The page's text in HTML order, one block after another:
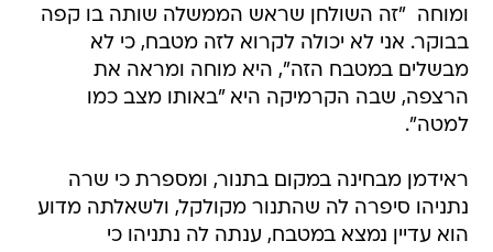
ומוחה  "זה השולחן שראש הממשלה שותה בו קפה
בבוקר. אני לא יכולה לקרוא לזה מטבח, כי לא
מבשלים במטבח הזה", היא מוחה ומראה את
הרצפה, שבה הקרמיקה היא "באותו מצב כמו
למטה".
ראידמן מבחינה במקום בתנור, ומספרת כי שרה
נתניהו סיפרה לה שהתנור מקולקל, ולשאלתה מדוע
הוא עדיין נמצא במטבח, ענתה לה נתניהו כי